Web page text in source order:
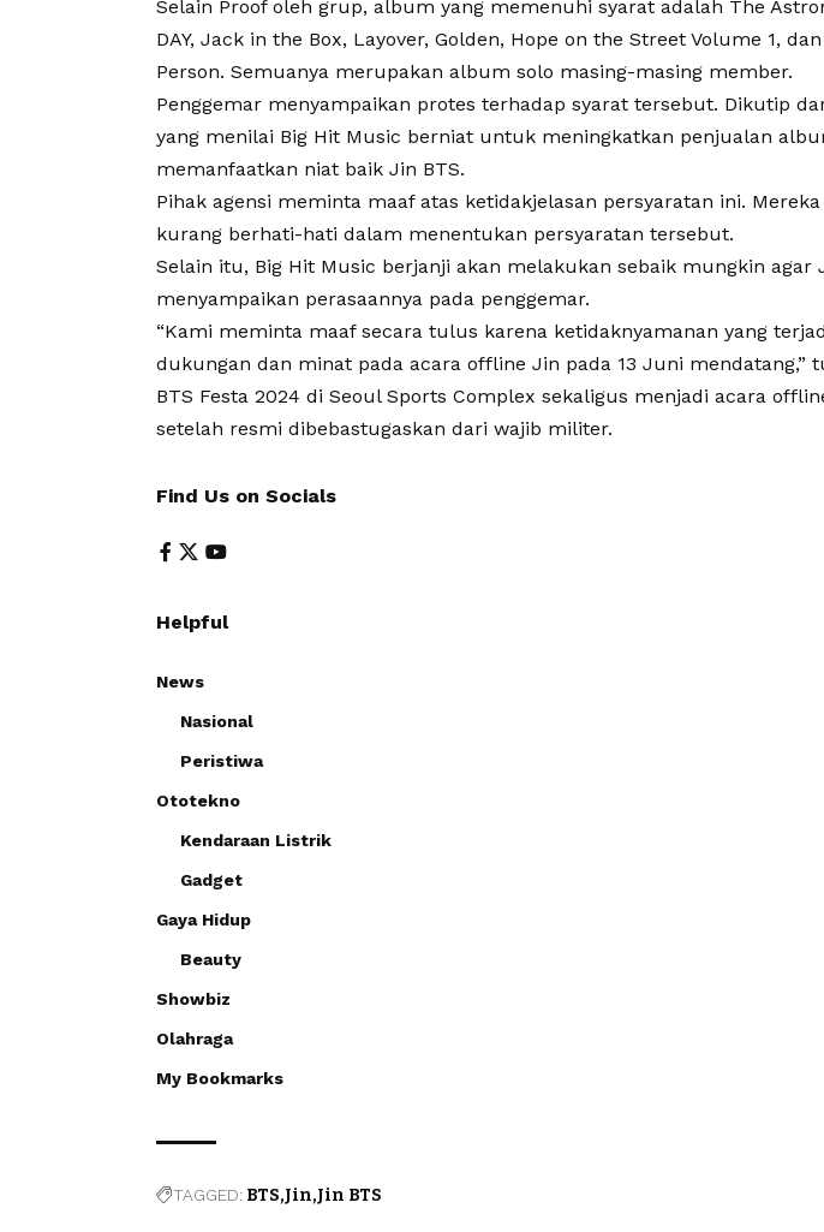
Selain Proof oleh grup, album yang memenuhi syarat adalah The
DAY, Jack in the Box, Layover, Golden, Hope on the Street Volume 1,
Person. Semuanya merupakan album solo masing-masing member.
Penggemar menyampaikan protes terhadap syarat tersebut. Dikutip
yang menilai Big Hit Music berniat untuk meningkatkan penjualan
memanfaatkan niat baik Jin BTS.
Pihak agensi meminta maaf atas ketidakjelasan persyaratan ini.
kurang berhati-hati dalam menentukan persyaratan tersebut.
Selain itu, Big Hit Music berjanji akan melakukan sebaik mungkin agar
menyampaikan perasaannya pada penggemar.
“Kami meminta maaf secara tulus karena ketidaknyamanan yang
dukungan dan minat pada acara offline Jin pada 13 Juni mendatang,”
BTS Festa 2024 di Seoul Sports Complex sekaligus menjadi acara
setelah resmi dibebastugaskan dari wajib militer.
Find Us on Socials
Helpful
News
Nasional
Peristiwa
Ototekno
Kendaraan Listrik
Gadget
Gaya Hidup
Beauty
Showbiz
Olahraga
My Bookmarks
TAGGED: BTS Jin Jin BTS